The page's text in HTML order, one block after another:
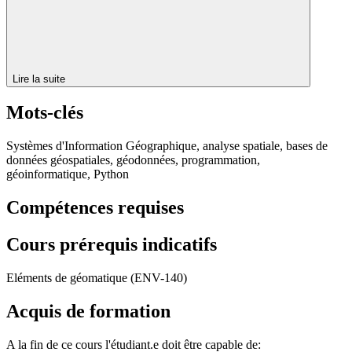
Lire la suite
Mots-clés
Systèmes d'Information Géographique, analyse spatiale, bases de
données géospatiales, géodonnées, programmation,
géoinformatique, Python
Compétences requises
Cours prérequis indicatifs
Eléments de géomatique (ENV-140)
Acquis de formation
A la fin de ce cours l'étudiant.e doit être capable de: